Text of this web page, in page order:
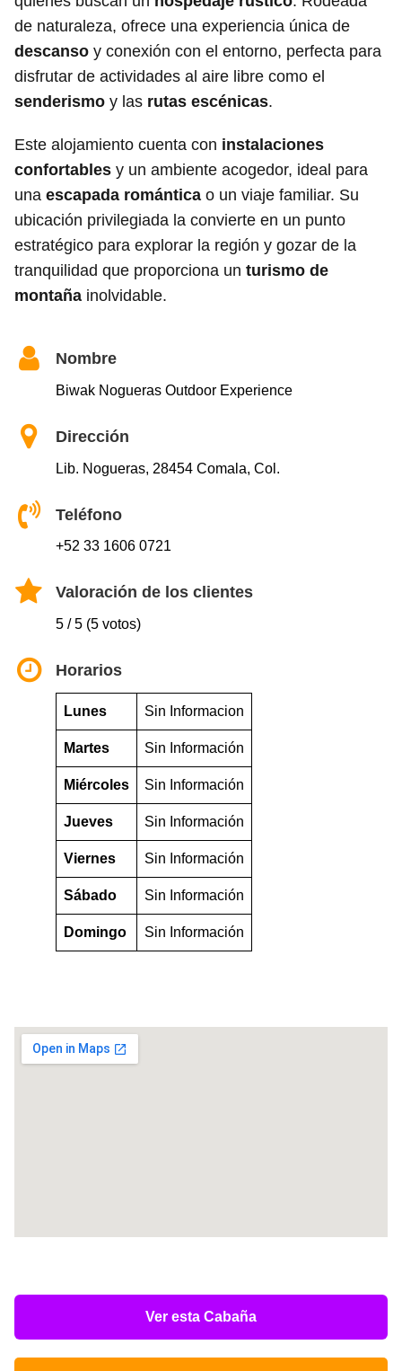
de naturaleza, ofrece una experiencia única de
descanso y conexión con el entorno, perfecta para
disfrutar de actividades al aire libre como el
senderismo y las rutas escénicas.
Este alojamiento cuenta con instalaciones
confortables y un ambiente acogedor, ideal para
una escapada romántica o un viaje familiar. Su
ubicación privilegiada la convierte en un punto
estratégico para explorar la región y gozar de la
tranquilidad que proporciona un turismo de
montaña inolvidable.
Nombre
Biwak Nogueras Outdoor Experience
Dirección
Lib. Nogueras, 28454 Comala, Col.
Teléfono
+52 33 1606 0721
Valoración de los clientes
5 / 5 (5 votos)
Horarios
Lunes Sin Informacion
Martes Sin Información
Miércoles Sin Información
Jueves Sin Información
Viernes Sin Información
Sábado Sin Información
Domingo Sin Información
Ver esta Cabaña